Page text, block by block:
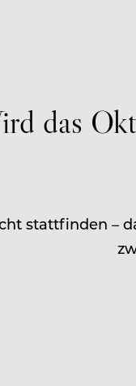
das
stattfinden –